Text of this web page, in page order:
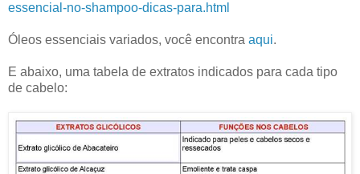
essencial-no-shampoo-dicas-para.html
Óleos essenciais variados, você encontra aqui.
E abaixo, uma tabela de extratos indicados para cada tipo
de cabelo: